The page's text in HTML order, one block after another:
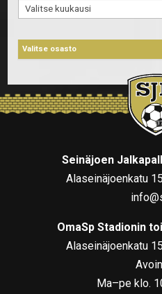
Arkistot
Seinäjoen
Alaseinäjoenkatu
OmaSp Stadionin
Alaseinäjoenkatu
Ma–pe klo.